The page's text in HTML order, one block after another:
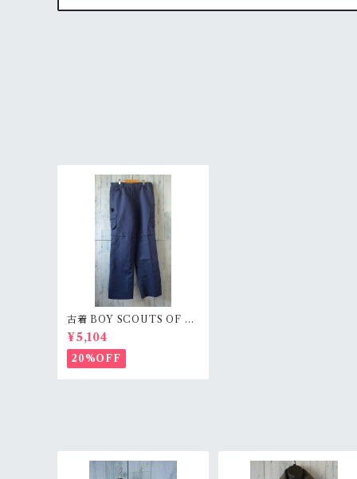
古着 BOY SCOUTS OF A
MERICA ボーイスカウトパ
ンツ ロングショート切替 /
メンズw34 RankB
¥5,104
20%OFF